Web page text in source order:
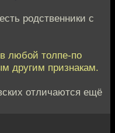
родственники с
любой толпе-по
другим признакам.
отличаются ещё